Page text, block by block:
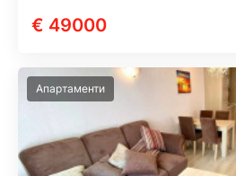
€ 49000
Апартаменти